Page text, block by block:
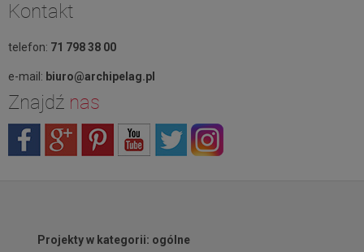
Kontakt
telefon: 71 798 38 00
e-mail: biuro@archipelag.pl
Znajdź nas
Projekty w kategorii: ogólne